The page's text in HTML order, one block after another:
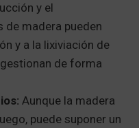
y el
de madera pueden
y a la lixiviación de
de forma
Aunque la madera
puede suponer un